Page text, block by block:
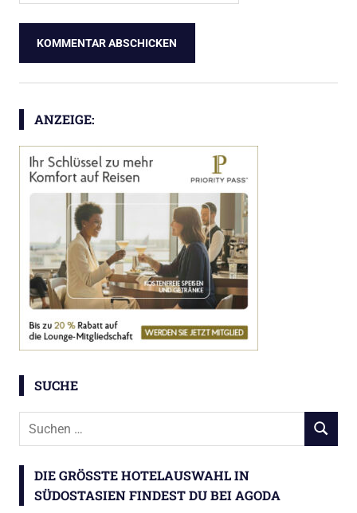
ANZEIGE:
SUCHE
Suchen
SUCHEN
DIE GRÖSSTE HOTELAUSWAHL IN S
ÜDOSTASIEN FINDEST DU BEI AGODA